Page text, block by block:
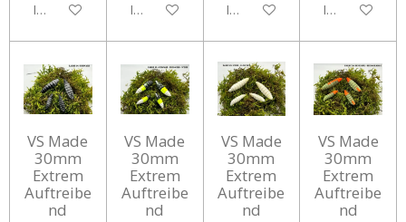
In den WarenkorbIn den WarenkorbIn den WarenkorbIn den
VS Made
30mm
Extrem
Auftreibe
nd
VS Made
30mm
Extrem
Auftreibe
nd
VS Made
30mm
Extrem
Auftreibe
nd
VS Made
30mm
Extrem
Auftreibe
nd